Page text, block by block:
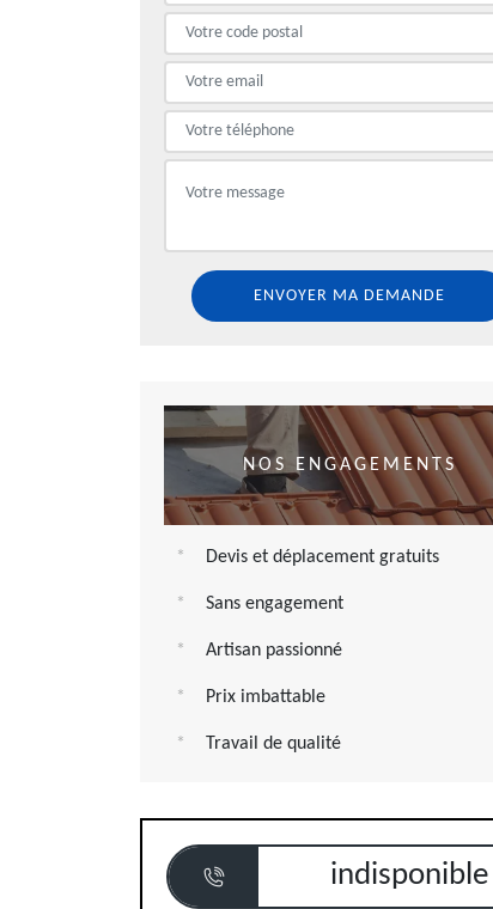
NOS ENGAGEMENTS
Devis et déplacement gratuits
Sans engagement
Artisan passionné
Prix imbattable
Travail de qualité
indisponible